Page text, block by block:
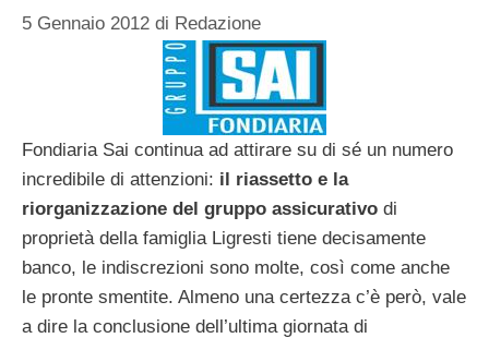
5 Gennaio 2012 di Redazione
Fondiaria Sai continua ad attirare su di sé un numero
incredibile di attenzioni: il riassetto e la
riorganizzazione del gruppo assicurativo di
proprietà della famiglia Ligresti tiene decisamente
banco, le indiscrezioni sono molte, così come anche
le pronte smentite. Almeno una certezza c’è però, vale
a dire la conclusione dell’ultima giornata di